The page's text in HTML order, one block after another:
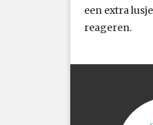
een extra
reageren.